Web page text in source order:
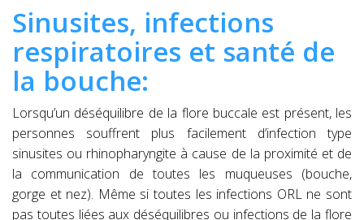
Sinusites, infections
respiratoires et santé de
la bouche:
Lorsqu’un déséquilibre de la flore buccale est présent, les
personnes souffrent plus facilement d’infection type
sinusites ou rhinopharyngite à cause de la proximité et de
la communication de toutes les muqueuses (bouche,
gorge et nez). Même si toutes les infections ORL ne sont
pas toutes liées aux déséquilibres ou infections de la flore